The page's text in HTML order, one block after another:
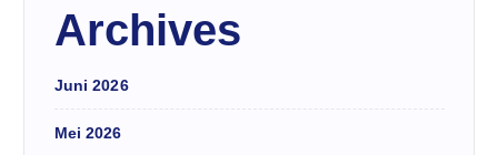
Archives
Juni 2026
Mei 2026